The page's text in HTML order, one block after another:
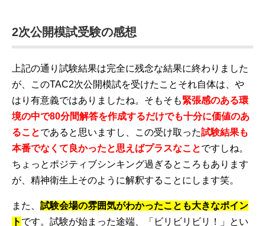
2次公開模試受験の感想
上記の通り試験結果は完全に残念な結果に終わりました
が、このTAC2次公開模試を受けたことそれ自体は、や
はり有意義ではありましたね。そもそも緊張感のある環
境の中で80分間解答を作成するだけでも十分に価値のあ
ることであると思いますし、この受け取った試験結果も
本番でなくて良かったと思えばプラスなことですしね。
ちょっとポジティブシンキング過ぎるところもあります
が、精神衛生上そのように解釈することにします笑。
また、 試験会場の雰囲気がわかったことも大きなポイン
ト です。試験が始まった途端、「ビリビリビリ！」とい